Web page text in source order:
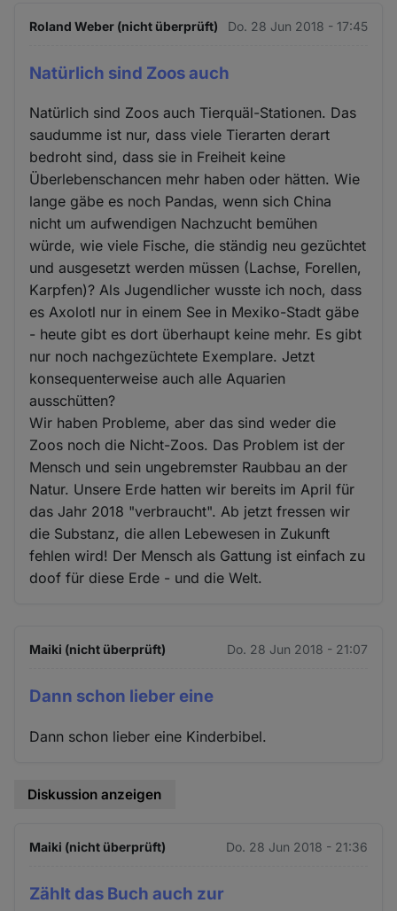
Roland Weber (nicht überprüft) Do. 28 Jun 2018 - 17:45
Natürlich sind Zoos auch
Natürlich sind Zoos auch Tierquäl-Stationen. Das
saudumme ist nur, dass viele Tierarten derart
bedroht sind, dass sie in Freiheit keine
Überlebenschancen mehr haben oder hätten. Wie
lange gäbe es noch Pandas, wenn sich China
nicht um aufwendigen Nachzucht bemühen
würde, wie viele Fische, die ständig neu gezüchtet
und ausgesetzt werden müssen (Lachse, Forellen,
Karpfen)? Als Jugendlicher wusste ich noch, dass
es Axolotl nur in einem See in Mexiko-Stadt gäbe
- heute gibt es dort überhaupt keine mehr. Es gibt
nur noch nachgezüchtete Exemplare. Jetzt
konsequenterweise auch alle Aquarien
ausschütten?
Wir haben Probleme, aber das sind weder die
Zoos noch die Nicht-Zoos. Das Problem ist der
Mensch und sein ungebremster Raubbau an der
Natur. Unsere Erde hatten wir bereits im April für
das Jahr 2018 "verbraucht". Ab jetzt fressen wir
die Substanz, die allen Lebewesen in Zukunft
fehlen wird! Der Mensch als Gattung ist einfach zu
doof für diese Erde - und die Welt.
Maiki (nicht überprüft) Do. 28 Jun 2018 - 21:07
Dann schon lieber eine
Dann schon lieber eine Kinderbibel.
Diskussion anzeigen
Maiki (nicht überprüft) Do. 28 Jun 2018 - 21:36
Zählt das Buch auch zur